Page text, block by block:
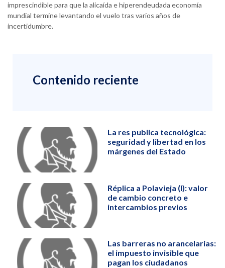
imprescindible para que la alicaída e hiperendeudada economía
mundial termine levantando el vuelo tras varios años de
incertidumbre.
Contenido reciente
La res publica tecnológica:
seguridad y libertad en los
márgenes del Estado
Réplica a Polavieja (I): valor
de cambio concreto e
intercambios previos
Las barreras no arancelarias:
el impuesto invisible que
pagan los ciudadanos